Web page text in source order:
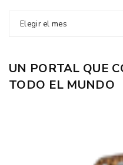
Elegir el mes
UN PORTAL QUE
TODO EL MUNDO